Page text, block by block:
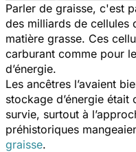
Parler de graisse, c'est
des milliards de cellules
matière grasse. Ces
carburant comme pour
d’énergie.
Les ancêtres l’avaient
stockage d’énergie
survie, surtout à
préhistoriques
graisse.